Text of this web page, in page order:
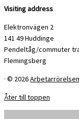
Visiting address
Elektronvägen 2
141 49 Huddinge
Pendeltåg/commuter
Flemingsberg
· © 2026
Åter till toppen